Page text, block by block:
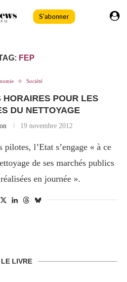
S'abonner
FEP
Société
HORAIRES POUR LES
DU NETTOYAGE
19 novembre 2012
l’Etat s’engage « à ce
de ses marchés publics
en journée ».
LE LIVRE